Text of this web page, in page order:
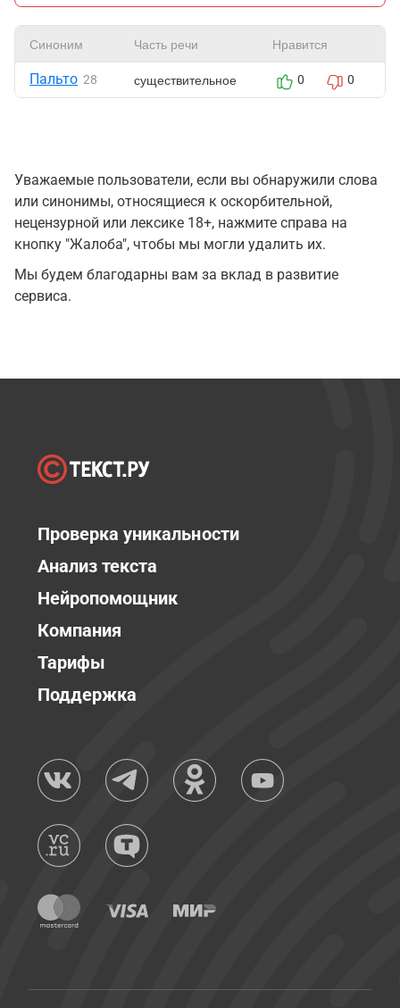
Синоним Часть речи Нравится
Пальто 28 существительное 0 0
Уважаемые пользователи, если вы обнаружили слова
или синонимы, относящиеся к оскорбительной,
нецензурной или лексике 18+, нажмите справа на
кнопку "Жалоба", чтобы мы могли удалить их.
Мы будем благодарны вам за вклад в развитие
сервиса.
Проверка уникальности
Анализ текста
Нейропомощник
Компания
Тарифы
Поддержка